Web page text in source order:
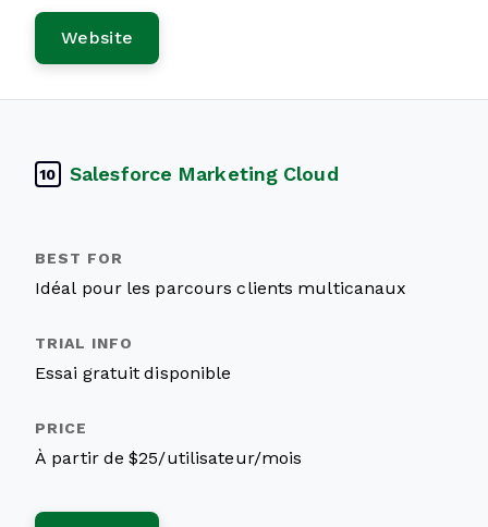
Website
10 Salesforce Marketing Cloud
Idéal pour les parcours clients multicanaux
Essai gratuit disponible
À partir de $25/utilisateur/mois